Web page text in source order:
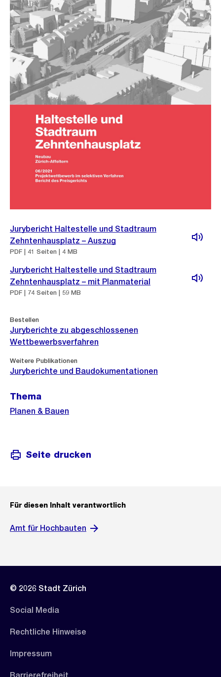
Jurybericht Haltestelle und Stadtraum
Zehntenhausplatz – Auszug
PDF | 41 Seiten | 4 MB
Jurybericht Haltestelle und Stadtraum
Zehntenhausplatz – mit Planmaterial
PDF | 74 Seiten | 59 MB
Bestellen
Juryberichte zu abgeschlossenen
Wettbewerbsverfahren
Weitere Publikationen
Juryberichte und Baudokumentationen
Thema
Planen & Bauen
Seite drucken
Für diesen Inhalt verantwortlich
Amt für Hochbauten
© 2026 Stadt Zürich
Social Media
Rechtliche Hinweise
Impressum